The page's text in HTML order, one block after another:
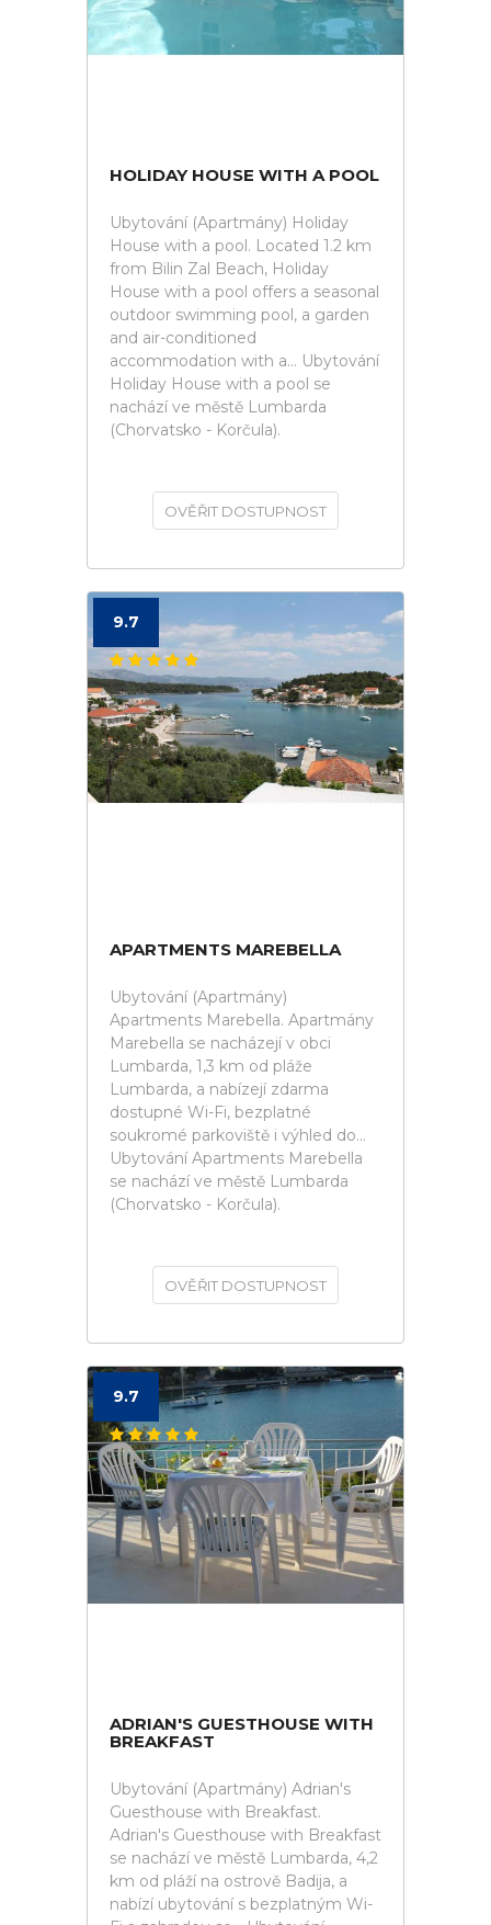
HOLIDAY HOUSE WITH A POOL
Ubytování (Apartmány) Holiday
House with a pool. Located 1.2 km
from Bilin Zal Beach, Holiday
House with a pool offers a seasonal
outdoor swimming pool, a garden
and air-conditioned
accommodation with a... Ubytování
Holiday House with a pool se
nachází ve městě Lumbarda
(Chorvatsko - Korčula).
OVĚŘIT DOSTUPNOST
9.7
APARTMENTS MAREBELLA
Ubytování (Apartmány)
Apartments Marebella. Apartmány
Marebella se nacházejí v obci
Lumbarda, 1,3 km od pláže
Lumbarda, a nabízejí zdarma
dostupné Wi-Fi, bezplatné
soukromé parkoviště i výhled do...
Ubytování Apartments Marebella
se nachází ve městě Lumbarda
(Chorvatsko - Korčula).
OVĚŘIT DOSTUPNOST
9.7
ADRIAN'S GUESTHOUSE WITH
BREAKFAST
Ubytování (Apartmány) Adrian's
Guesthouse with Breakfast.
Adrian's Guesthouse with Breakfast
se nachází ve městě Lumbarda, 4,2
km od pláží na ostrově Badija, a
nabízí ubytování s bezplatným Wi-